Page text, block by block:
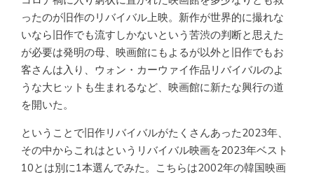
ったのが旧作のリバイバル上映。新作が世界的に撮れな
いなら旧作でも流すしかないという苦渋の判断と思えた
が必要は発明の母、映画館にもよるが以外と旧作でもお
客さんは入り、ウォン・カーウァイ作品リバイバルのよ
うな大ヒットも生まれるなど、映画館に新たな興行の道
を開いた。
ということで旧作リバイバルがたくさんあった2023年、
その中からこれはというリバイバル映画を2023年ベスト
10とは別に1本選んでみた。こちらは2002年の韓国映画